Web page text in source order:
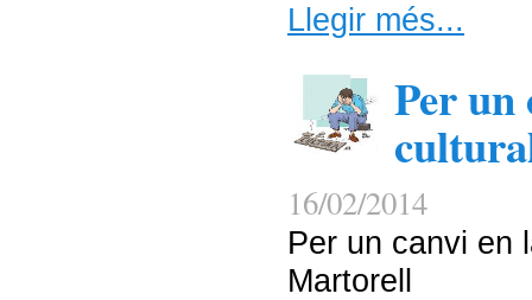
Llegir més...
Per un
16/02/2014
Per un canvi en
Martorell